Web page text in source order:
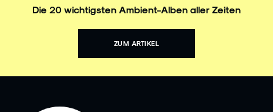
Die 20 wichtigsten Ambient-Alben aller Zeiten
ZUM ARTIKEL